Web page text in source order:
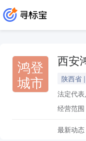
鸿登
城市
西安
陕西省
法定代表
经营范围
最新动态